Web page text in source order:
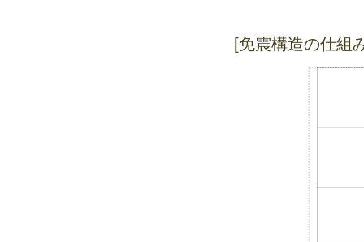
[免震構造の仕組